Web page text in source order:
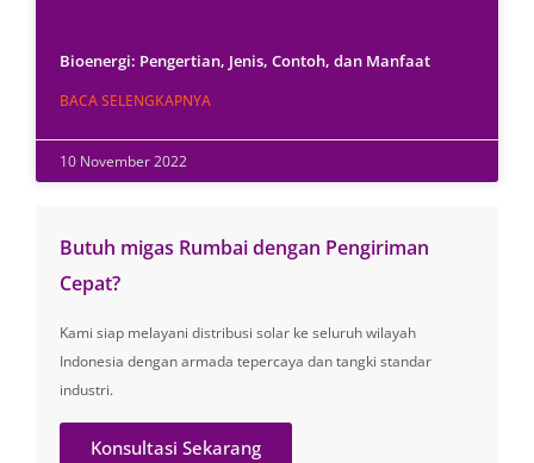
Bioenergi: Pengertian, Jenis, Contoh, dan Manfaat
BACA SELENGKAPNYA
10 November 2022
Butuh migas Rumbai dengan Pengiriman
Cepat?
Kami siap melayani distribusi solar ke seluruh wilayah
Indonesia dengan armada tepercaya dan tangki standar
industri.
Konsultasi Sekarang